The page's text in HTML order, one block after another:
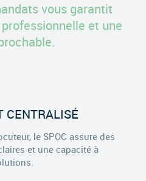
vous garantit
et une
CENTRALISÉ
le SPOC assure des
et une capacité à